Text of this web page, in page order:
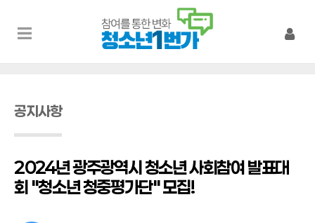
공지사항
2024년 광주광역시 청소년 사회참여 발표대
회 "청소년 청중평가단" 모집!